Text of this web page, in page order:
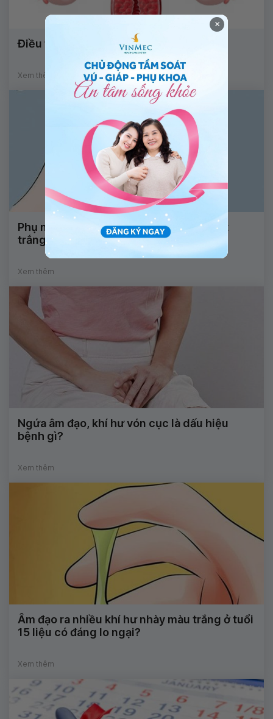
Điều trị viêm âm đạo
Xem thêm
Phụ nữ mang thai 18 tuần ra nhiều huyết
trắng kèm ngứa âm đạo có sao không?
Xem thêm
Ngứa âm đạo, khí hư vón cục là dấu hiệu
bệnh gì?
Xem thêm
Âm đạo ra nhiều khí hư nhày màu trắng ở tuổi
15 liệu có đáng lo ngại?
Xem thêm
×